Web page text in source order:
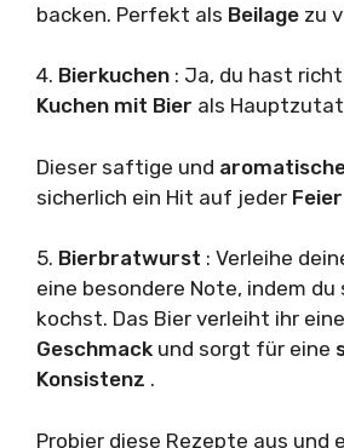
backen. Perfekt als Beilage zu
4. Bierkuchen : Ja, du hast
Kuchen mit Bier als
Dieser saftige und
sicherlich ein Hit auf jeder Feier
5. Bierbratwurst : Verleihe
eine besondere Note, indem du
kochst. Das Bier verleiht ihr
Geschmack und sorgt für eine
Konsistenz .
Probier diese Rezepte aus und